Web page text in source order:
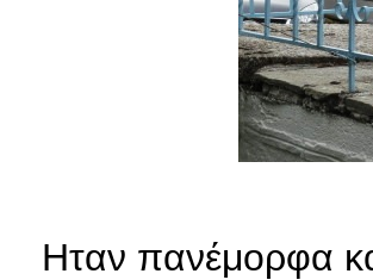
Ηταν πανέμορφα